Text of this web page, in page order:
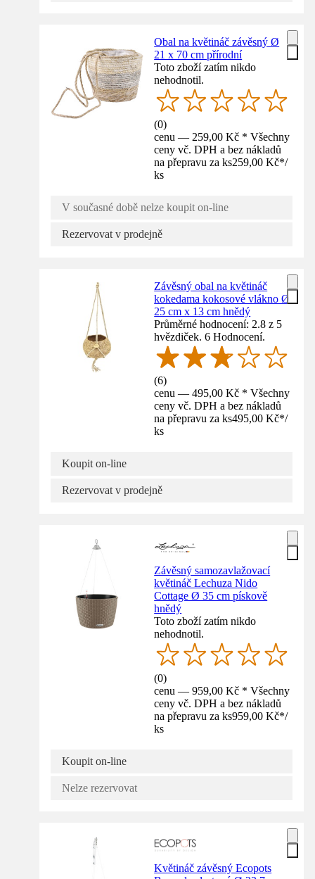
Obal na květináč závěsný Ø
21 x 70 cm přírodní
Toto zboží zatím nikdo
nehodnotil.
(0)
cenu — 259,00 Kč * Všechny
ceny vč. DPH a bez nákladů
na přepravu za ks259,00 Kč*/
ks
V současné době nelze koupit on-line
Rezervovat v prodejně
Závěsný obal na květináč
kokedama kokosové vlákno Ø
25 cm x 13 cm hnědý
Průměrné hodnocení: 2.8 z 5
hvězdiček. 6 Hodnocení.
(6)
cenu — 495,00 Kč * Všechny
ceny vč. DPH a bez nákladů
na přepravu za ks495,00 Kč*/
ks
Koupit on-line
Rezervovat v prodejně
Závěsný samozavlažovací
květináč Lechuza Nido
Cottage Ø 35 cm pískově
hnědý
Toto zboží zatím nikdo
nehodnotil.
(0)
cenu — 959,00 Kč * Všechny
ceny vč. DPH a bez nákladů
na přepravu za ks959,00 Kč*/
ks
Koupit on-line
Nelze rezervovat
Květináč závěsný Ecopots